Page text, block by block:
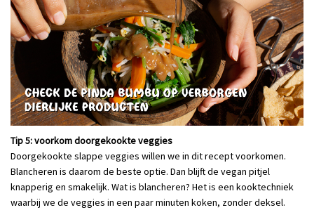
Tip 5: voorkom doorgekookte veggies
Doorgekookte slappe veggies willen we in dit recept voorkomen.
Blancheren is daarom de beste optie. Dan blijft de vegan pitjel
knapperig en smakelijk. Wat is blancheren? Het is een kooktechniek
waarbij we de veggies in een paar minuten koken, zonder deksel.